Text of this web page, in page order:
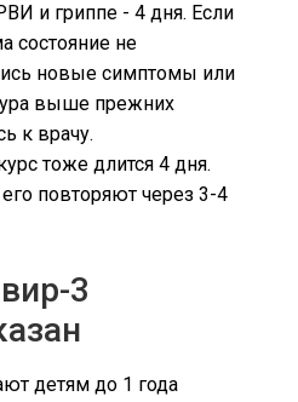
и гриппе - 4 дня. Если
состояние не
новые симптомы или
выше прежних
к врачу.
тоже длится 4 дня.
повторяют через 3-4
3
детям до 1 года